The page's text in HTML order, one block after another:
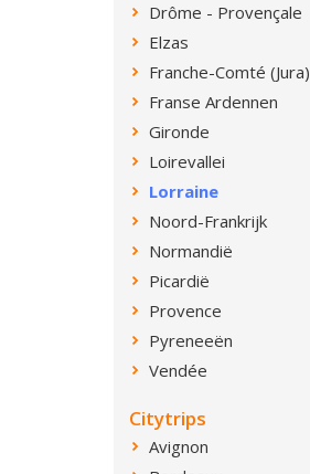
Drôme - Provençale
Elzas
Franche-Comté (Jura)
Franse Ardennen
Gironde
Loirevallei
Lorraine
Noord-Frankrijk
Normandië
Picardië
Provence
Pyreneeën
Vendée
Citytrips
Avignon